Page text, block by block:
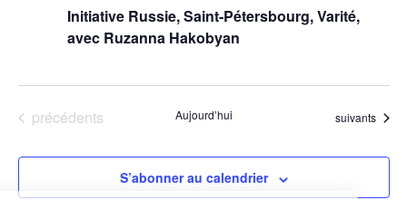
Initiative Russie, Saint-Pétersbourg, Varité,
avec Ruzanna Hakobyan
Évènements
précédents Aujourd’hui Évènements
suivants
S’abonner au calendrier